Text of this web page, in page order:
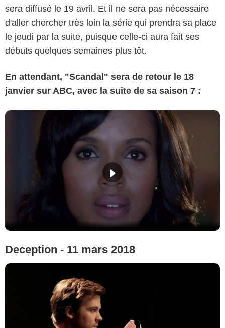
sera diffusé le 19 avril. Et il ne sera pas nécessaire
d'aller chercher très loin la série qui prendra sa place
le jeudi par la suite, puisque celle-ci aura fait ses
débuts quelques semaines plus tôt.
En attendant, "Scandal" sera de retour le 18
janvier sur ABC, avec la suite de sa saison 7 :
Deception - 11 mars 2018